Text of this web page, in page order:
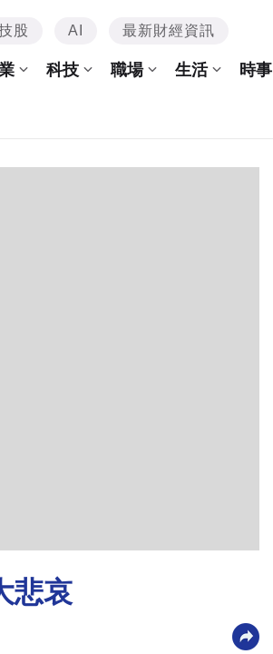
股 AI 最新財經資訊
科技 職場 生活 時事
悲哀